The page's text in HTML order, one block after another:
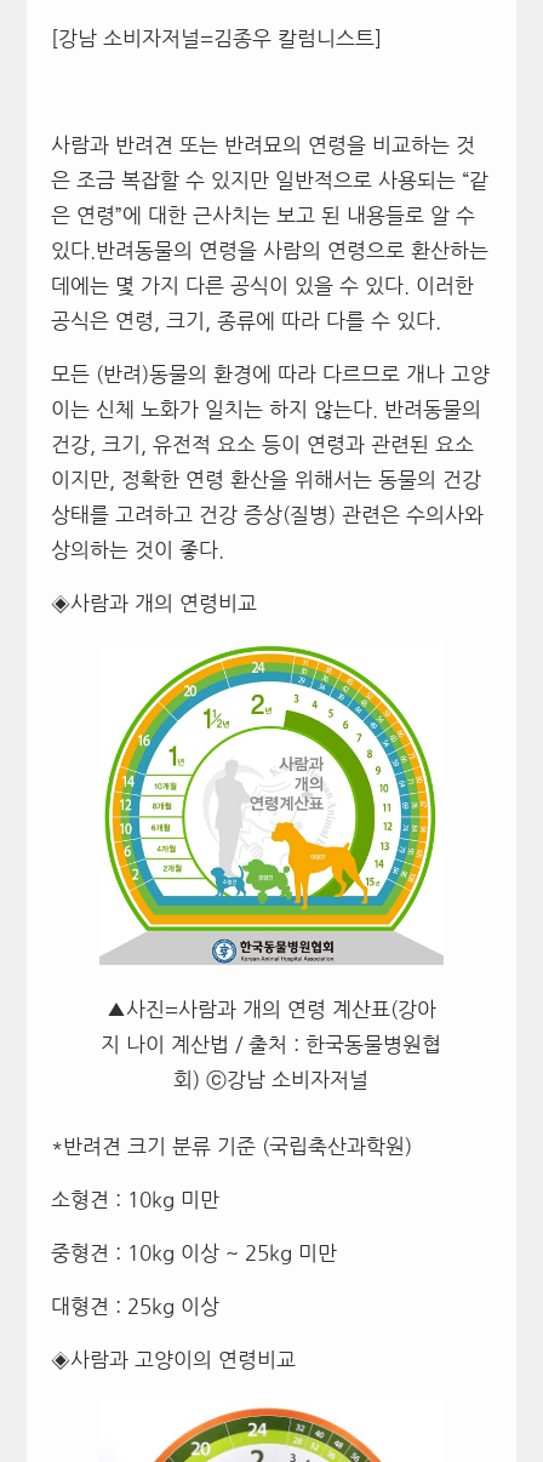
[강남 소비자저널=김종우 칼럼니스트]
사람과 반려견 또는 반려묘의 연령을 비교하는 것
은 조금 복잡할 수 있지만 일반적으로 사용되는 “같
은 연령”에 대한 근사치는 보고 된 내용들로 알 수
있다.반려동물의 연령을 사람의 연령으로 환산하는
데에는 몇 가지 다른 공식이 있을 수 있다. 이러한
공식은 연령, 크기, 종류에 따라 다를 수 있다.
모든 (반려)동물의 환경에 따라 다르므로 개나 고양
이는 신체 노화가 일치는 하지 않는다. 반려동물의
건강, 크기, 유전적 요소 등이 연령과 관련된 요소
이지만, 정확한 연령 환산을 위해서는 동물의 건강
상태를 고려하고 건강 증상(질병) 관련은 수의사와
상의하는 것이 좋다.
◈사람과 개의 연령비교
▲사진=사람과 개의 연령 계산표(강아
지 나이 계산법 / 출처 : 한국동물병원협
회) ⓒ강남 소비자저널
*반려견 크기 분류 기준 (국립축산과학원)
소형견 : 10kg 미만
중형견 : 10kg 이상 ~ 25kg 미만
대형견 : 25kg 이상
◈사람과 고양이의 연령비교